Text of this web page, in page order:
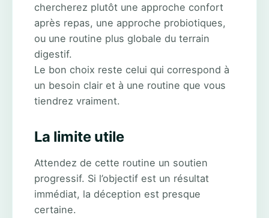
chercherez plutôt une approche confort
après repas, une approche probiotiques,
ou une routine plus globale du terrain
digestif.
Le bon choix reste celui qui correspond à
un besoin clair et à une routine que vous
tiendrez vraiment.
La limite utile
Attendez de cette routine un soutien
progressif. Si l’objectif est un résultat
immédiat, la déception est presque
certaine.